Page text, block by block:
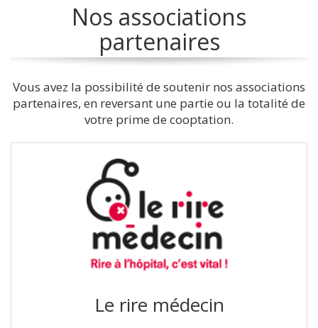
Nos associations
partenaires
Vous avez la possibilité de soutenir nos associations
partenaires, en reversant une partie ou la totalité de
votre prime de cooptation.
Le rire médecin